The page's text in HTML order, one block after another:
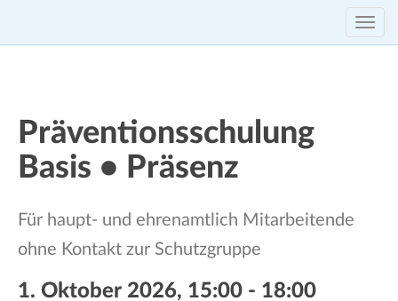
c
h T
o
Präventionsschulung
Basis • Präsenz
Für haupt- und ehrenamtlich Mitarbeitende
ohne Kontakt zur Schutzgruppe
1. Oktober 2026, 15:00 - 18:00